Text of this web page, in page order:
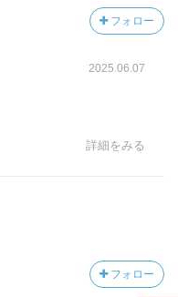
フォロー
2025.06.07
詳細をみる
フォロー